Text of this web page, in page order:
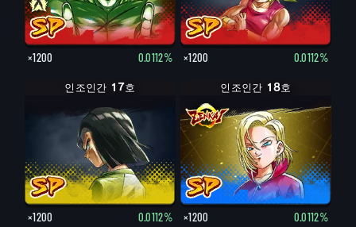
×1200 0.0112% ×1200 0.0112%
인조인간 17호
×1200 0.0112%
인조인간 18호
×1200 0.0112%